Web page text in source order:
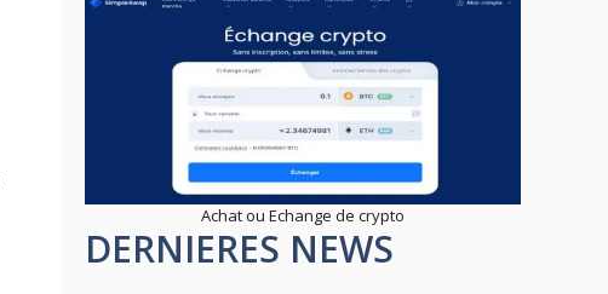
Achat ou Echange de crypto
DERNIERES NEWS